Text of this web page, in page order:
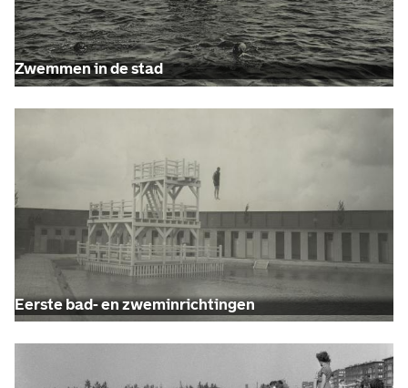
Zwemmen in de stad
Eerste bad- en zweminrichtingen